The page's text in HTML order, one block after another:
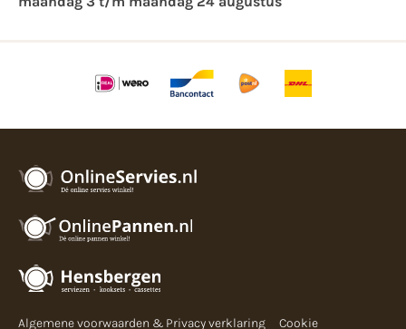
Algemene voorwaarden & Privacy verklaring Cookie